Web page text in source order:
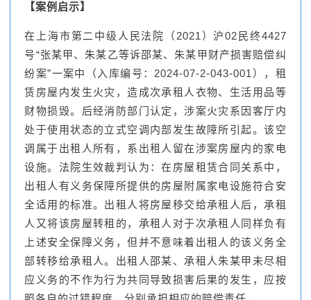
【案例启示】
在上海市第二中级人民法院（2021）沪02民终4427
号“张某甲、朱某乙等诉邵某、朱某甲财产损害赔偿纠
纷案”一案中（入库编号：2024-07-2-043-001），租
赁房屋内发生火灾，造成次承租人衣物、生活用品等
财物损毁。后经消防部门认定，涉案火灾系因客厅内
处于使用状态的立式空调内部发生故障所引起。该空
调属于出租人所有，系出租人留在涉案房屋内的家电
设施。法院生效裁判认为：在房屋租赁合同关系中，
出租人有义务保障所提供的房屋附属家电设施符合安
全适用的标准。出租人将房屋移交给承租人后，承租
人又将该房屋转租的，承租人对于次承租人同样负有
上述安全保障义务，但并不意味着出租人的该义务全
部转移给承租人。出租人邵某、承租人朱某甲未尽相
应义务的不作为行为共同导致损害后果的发生，应按